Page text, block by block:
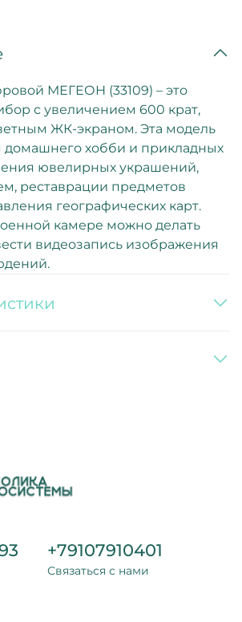
МЕГЕОН (33109) – это
с увеличением 600 крат,
ЖК-экраном. Эта модель
домашнего хобби и прикладных
ювелирных украшений,
реставрации предметов
географических карт.
камере можно делать
видеозапись изображения
+79107910401
Связаться с нами